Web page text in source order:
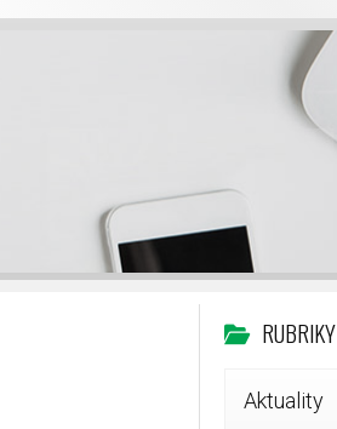
RUBRIKY
Aktuality